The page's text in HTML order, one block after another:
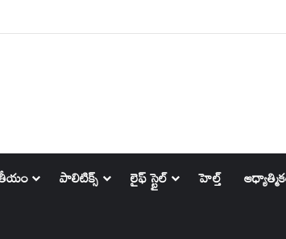
నుంచి బిలియనీర్..అదానీ సక్సెస్ సీక్రెట్ తెలుసా ?
పాలిటిక్స్‌ లైఫ్ స్టైల్ హెల్త్